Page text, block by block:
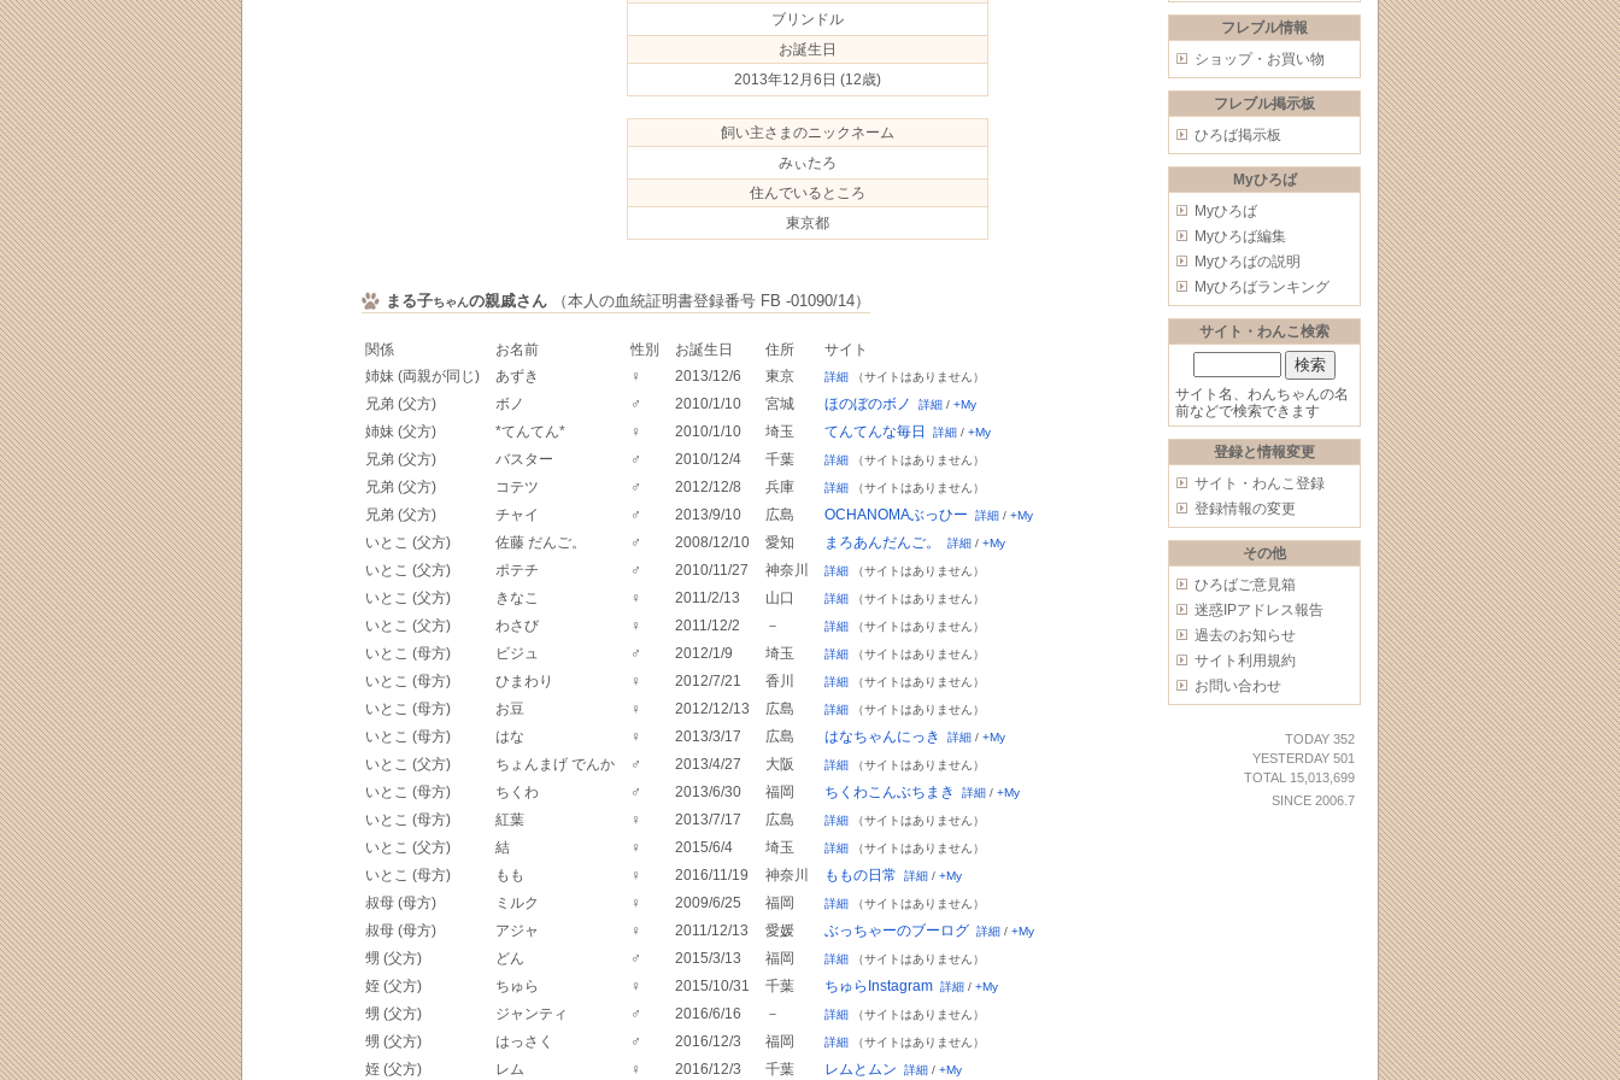
フレブル情報
ショップ・お買い物
フレブル掲示板
ひろば掲示板
Myひろば
Myひろば
Myひろば編集
Myひろばの説明
Myひろばランキング
サイト・わんこ検索
サイト名、わんちゃんの名
前などで検索できます
登録と情報変更
サイト・わんこ登録
登録情報の変更
その他
ひろばご意見箱
迷惑IPアドレス報告
過去のお知らせ
サイト利用規約
お問い合わせ
TODAY 352
YESTERDAY 501
TOTAL 15,013,699
SINCE 2006.7
ブリンドル
お誕生日
2013年12月6日 (12歳)
飼い主さまのニックネーム
みぃたろ
住んでいるところ
東京都
まる子ちゃんの親戚さん （本人の血統証明書登録番号 FB -01090/14）
関係 お名前 性別 お誕生日 住所
サイト
姉妹 (両親が同じ)
あずき ♀ 2013/12/6 東京 詳細 （サイトはありません）
兄弟 (父方) ボノ ♂ 2010/1/10 宮城 ほのぼのボノ 詳細 / +My
姉妹 (父方) *てんてん* ♀ 2010/1/10 埼玉 てんてんな毎日 詳細 / +My
兄弟 (父方) バスター ♂ 2010/12/4 千葉 詳細 （サイトはありません）
兄弟 (父方) コテツ ♂ 2012/12/8 兵庫 詳細 （サイトはありません）
兄弟 (父方) チャイ ♂ 2013/9/10 広島 OCHANOMAぶっひー 詳細 / +My
いとこ (父方) 佐藤 だんご。 ♂ 2008/12/10 愛知 まろあんだんご。 詳細 / +My
いとこ (父方) ポテチ ♂ 2010/11/27 神奈川 詳細 （サイトはありません）
いとこ (父方) きなこ ♀ 2011/2/13 山口 詳細 （サイトはありません）
いとこ (父方) わさび ♀ 2011/12/2 － 詳細 （サイトはありません）
いとこ (母方) ビジュ ♂ 2012/1/9 埼玉 詳細 （サイトはありません）
いとこ (母方) ひまわり ♀ 2012/7/21 香川 詳細 （サイトはありません）
いとこ (母方) お豆 ♀ 2012/12/13 広島 詳細 （サイトはありません）
いとこ (母方) はな ♀ 2013/3/17 広島 はなちゃんにっき 詳細 / +My
いとこ (父方) ちょんまげ でんか ♂ 2013/4/27 大阪 詳細 （サイトはありません）
いとこ (母方) ちくわ ♂ 2013/6/30 福岡 ちくわこんぶちまき 詳細 / +My
いとこ (母方) 紅葉 ♀ 2013/7/17 広島 詳細 （サイトはありません）
いとこ (父方) 結 ♀ 2015/6/4 埼玉 詳細 （サイトはありません）
いとこ (母方) もも ♀ 2016/11/19 神奈川 ももの日常 詳細 / +My
叔母 (母方) ミルク ♀ 2009/6/25 福岡 詳細 （サイトはありません）
叔母 (母方) アジャ ♀ 2011/12/13 愛媛 ぶっちゃーのブーログ 詳細 / +My
甥 (父方) どん ♂ 2015/3/13 福岡 詳細 （サイトはありません）
姪 (父方) ちゅら ♀ 2015/10/31 千葉 ちゅらInstagram 詳細 / +My
甥 (父方) ジャンティ ♂ 2016/6/16 － 詳細 （サイトはありません）
甥 (父方) はっさく ♂ 2016/12/3 福岡 詳細 （サイトはありません）
姪 (父方) レム ♀ 2016/12/3 千葉 レムとムン 詳細 / +My